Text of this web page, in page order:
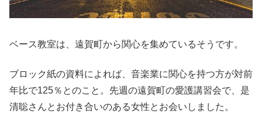
ベース教室は、遠賀町から関心を集めているそうです。
ブロック紙の資料によれば、音楽業に関心を持つ方が対前
年比で125％とのこと。先週の遠賀町の愛護講習会で、是
清聡さんとお付き合いのある女性とお会いしました。